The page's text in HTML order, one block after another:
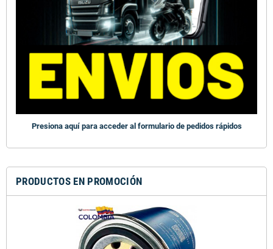
Presiona aquí para acceder al formulario de pedidos rápidos
PRODUCTOS EN PROMOCIÓN